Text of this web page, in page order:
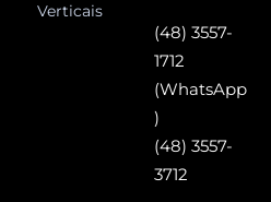
Verticais
(48) 3557-
1712
(WhatsApp
)
(48) 3557-
3712